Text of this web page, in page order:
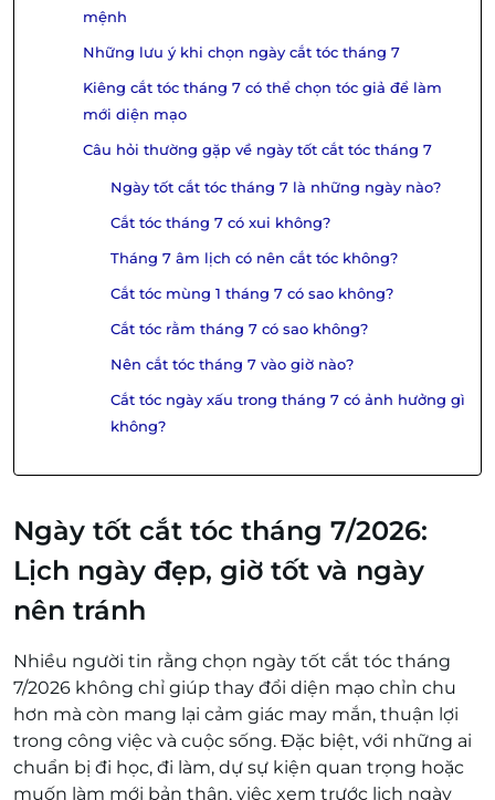
mệnh
Những lưu ý khi chọn ngày cắt tóc tháng 7
Kiêng cắt tóc tháng 7 có thể chọn tóc giả để làm
mới diện mạo
Câu hỏi thường gặp về ngày tốt cắt tóc tháng 7
Ngày tốt cắt tóc tháng 7 là những ngày nào?
Cắt tóc tháng 7 có xui không?
Tháng 7 âm lịch có nên cắt tóc không?
Cắt tóc mùng 1 tháng 7 có sao không?
Cắt tóc rằm tháng 7 có sao không?
Nên cắt tóc tháng 7 vào giờ nào?
Cắt tóc ngày xấu trong tháng 7 có ảnh hưởng gì
không?
Ngày tốt cắt tóc tháng 7/2026:
Lịch ngày đẹp, giờ tốt và ngày
nên tránh
Nhiều người tin rằng chọn ngày tốt cắt tóc tháng
7/2026 không chỉ giúp thay đổi diện mạo chỉn chu
hơn mà còn mang lại cảm giác may mắn, thuận lợi
trong công việc và cuộc sống. Đặc biệt, với những ai
chuẩn bị đi học, đi làm, dự sự kiện quan trọng hoặc
muốn làm mới bản thân, việc xem trước lịch ngày